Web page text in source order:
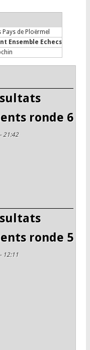
Pays de Ploërmel
Ensemble Echecs
le France jeunes
ronde 6
21:42
résultats ronde 5 et
ronde 5
12:11